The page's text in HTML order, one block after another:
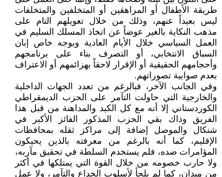
طريقة الأطفال أو المراهقين أو المتخلفين والمتخلفات
ليس بعيداً عنهم، وذلك من خلال تعويلهم التام على
مذهب النكاية بالغير عوضاً عن اتخاذ المسلك السليم في
العمل السياسي خلال الأيام العادية وبوجه خاص إبان
السباق الانتخابي، أو التصرف بناء على برنامجهم
وأحجامهم الحقيقية أو الإقرار لاحقاً بهزائمهم أو الاعتراف
بعدم صوابية تصوراتهم.
وفي الجانب الآخر، فبالرغم من تعدد الجهات الداخلية
والخارجية التي حاولت التآمر على الحزب الديمقراطي
الكوردستاني إلا أنه مع كل الكيد والمداهنة من قبل هذا
الفريق وذاك بقي الحزب المذكور الفائز الأكبر في
شنكال والموصل إضافة إلى مراكز ثقله بمحافظات
الإقليم، كما أنه بالرغم من معرفته بالذين يحيكون
المؤامرات ضده، فلم يستخدم السلطة في تحقيق مآربه،
ولا حارب خصومه من خلال القوة التي يمتلكها في أكثر
من ميدان، كما لم يلجأ لأسلوب الخداع والتآمر، ولا عمل